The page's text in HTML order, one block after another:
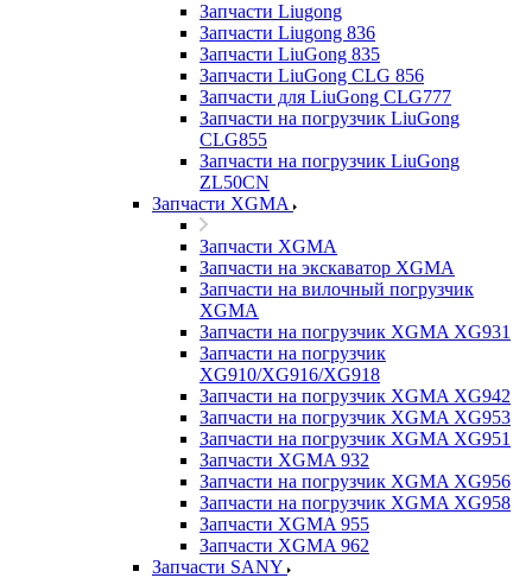
Запчасти Liugong
Запчасти Liugong 836
Запчасти LiuGong 835
Запчасти LiuGong CLG 856
Запчасти для LiuGong CLG777
Запчасти на погрузчик LiuGong
CLG855
Запчасти на погрузчик LiuGong
ZL50CN
Запчасти XGMA
Запчасти XGMA
Запчасти на экскаватор XGMA
Запчасти на вилочный погрузчик
XGMA
Запчасти на погрузчик XGMA XG931
Запчасти на погрузчик
XG910/XG916/XG918
Запчасти на погрузчик XGMA XG942
Запчасти на погрузчик XGMA XG953
Запчасти на погрузчик XGMA XG951
Запчасти XGMA 932
Запчасти на погрузчик XGMA XG956
Запчасти на погрузчик XGMA XG958
Запчасти XGMA 955
Запчасти XGMA 962
Запчасти SANY